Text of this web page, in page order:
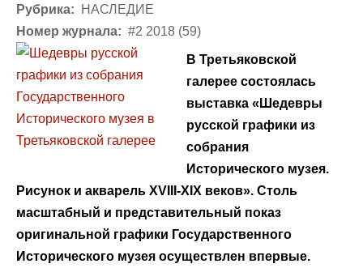
Рубрика:
НАСЛЕДИЕ
Номер журнала: #2 2018 (59)
В Третьяковской
галерее состоялась
выставка «Шедевры
русской графики из
собрания
Исторического музея.
Рисунок и акварель XVIII -XIX веков». Столь
масштабный и представительный показ
оригинальной графики Государственного
Исторического музея осуществлен впервые.